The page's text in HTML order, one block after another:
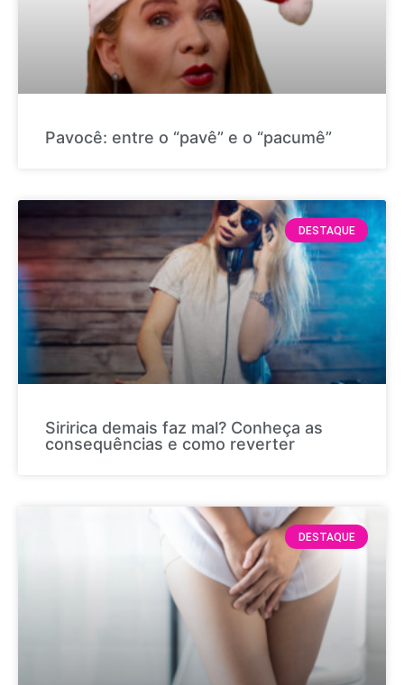
Pavocê: entre o “pavê” e o “pacumê”
DESTAQUE
Siririca demais faz mal? Conheça as
consequências e como reverter
DESTAQUE